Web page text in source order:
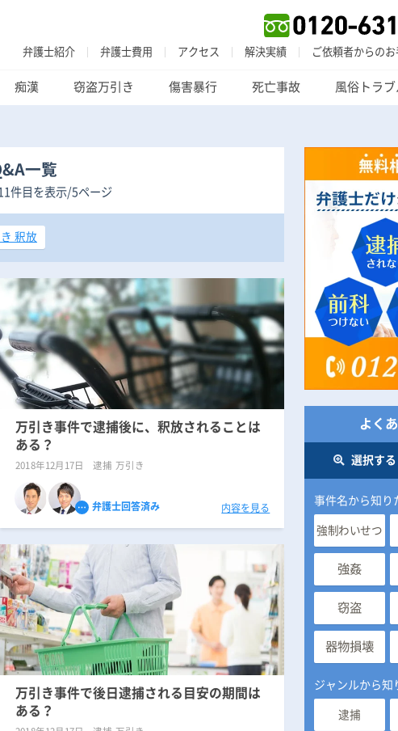
弁護士紹介 弁護士費用 アクセス 解決実績 ご依頼者からのお
でお困りの方
の無料相談
捕された方はこちら
件の記事一覧
いて 知りたい方
介
者からのお手紙
痴漢 窃盗万引き 傷害暴行 死亡事故 風俗トラブ
一覧
件目を表示/5ページ
釈放
万引き事件で逮捕後に、釈放されることは
ある？
2018年12月17日 逮捕 万引き
弁護士回答済み 内容を見る
万引き事件で後日逮捕される目安の期間は
ある？
よく
選択する
事件名から知り
強制わいせつ
強姦
窃盗
器物損壊
ジャンルから知
逮捕